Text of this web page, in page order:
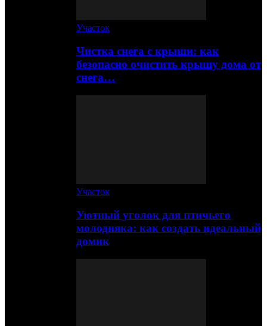
Участок
Чистка снега с крыши: как
безопасно очистить крышу дома от
снега…
Участок
Уютный уголок для птичьего
молодняка: как создать идеальный
домик